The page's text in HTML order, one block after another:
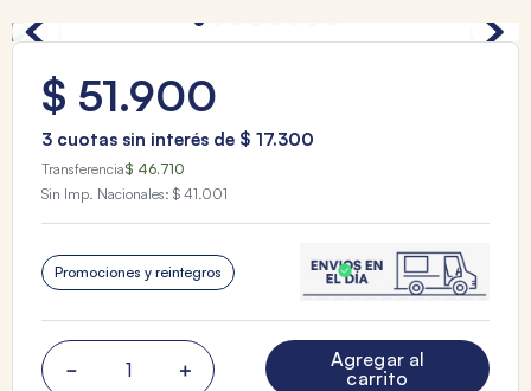
$ 51.900
3 cuotas sin interés de $ 17.300
Transferencia$ 46.710
Sin Imp. Nacionales: $ 41.001
Promociones y reintegros
＋
－
Agregar al
carrito